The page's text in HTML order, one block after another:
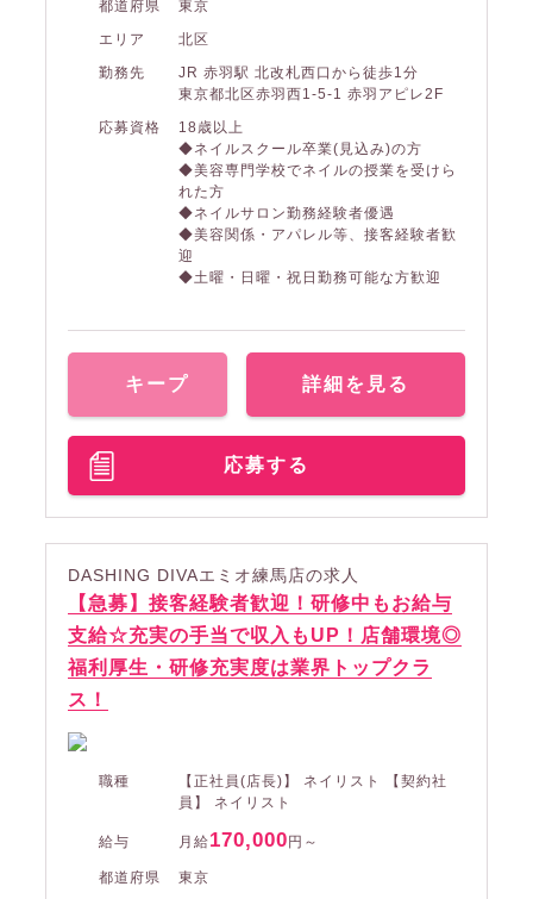
都道府県
東京
エリア
北区
勤務先
JR 赤羽駅 北改札西口から徒歩1分
東京都北区赤羽西1-5-1 赤羽アピレ2F
応募資格
18歳以上
◆ネイルスクール卒業(見込み)の方
◆美容専門学校でネイルの授業を受けら
れた方
◆ネイルサロン勤務経験者優遇
◆美容関係・アパレル等、接客経験者歓
迎
◆土曜・日曜・祝日勤務可能な方歓迎
キープ 詳細を見る
応募する
DASHING DIVAエミオ練馬店の求人
【急募】接客経験者歓迎！研修中もお給与
支給☆充実の手当で収入もUP！店舗環境◎
福利厚生・研修充実度は業界トップクラ
ス！
職種
【正社員(店長)】 ネイリスト 【契約社
員】 ネイリスト
給与 月給170,000 円～
都道府県
東京